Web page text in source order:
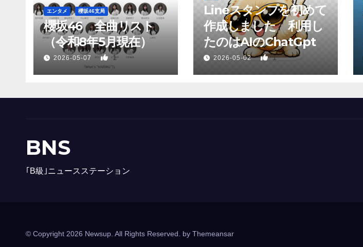
エンタメ 櫻坂46支局
櫻坂46 全曲リスト
（令和8年5月現在）
2026-05-07 1
Lineスタンプを初めて
作成しました 利用し
たのはAIのChatGpt
2026-05-02 1
BNS
｢B級｣ニュースステーション
© Copyright 2026 Newsup. All Rights Reserved. by Themeansar